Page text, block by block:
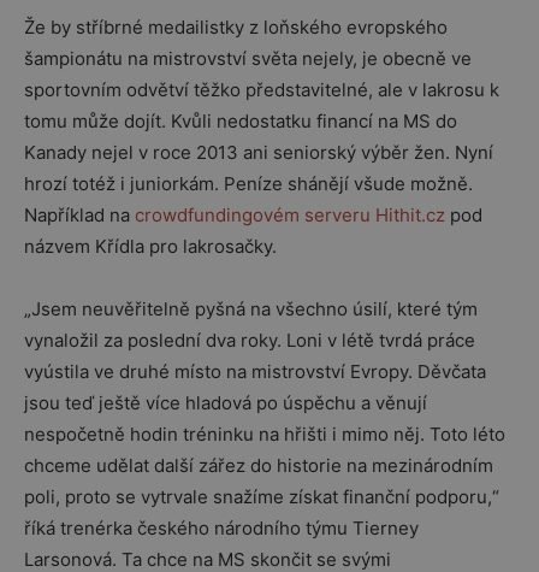
Že by stříbrné medailistky z loňského evropského
šampionátu na mistrovství světa nejely, je obecně ve
sportovním odvětví těžko představitelné, ale v lakrosu k
tomu může dojít. Kvůli nedostatku financí na MS do
Kanady nejel v roce 2013 ani seniorský výběr žen. Nyní
hrozí totéž i juniorkám. Peníze shánějí všude možně.
Například na crowdfundingovém serveru Hithit.cz pod
názvem Křídla pro lakrosačky.
„Jsem neuvěřitelně pyšná na všechno úsilí, které tým
vynaložil za poslední dva roky. Loni v létě tvrdá práce
vyústila ve druhé místo na mistrovství Evropy. Děvčata
jsou teď ještě více hladová po úspěchu a věnují
nespočetně hodin tréninku na hřišti i mimo něj. Toto léto
chceme udělat další zářez do historie na mezinárodním
poli, proto se vytrvale snažíme získat finanční podporu,“
říká trenérka českého národního týmu Tierney
Larsonová. Ta chce na MS skončit se svými